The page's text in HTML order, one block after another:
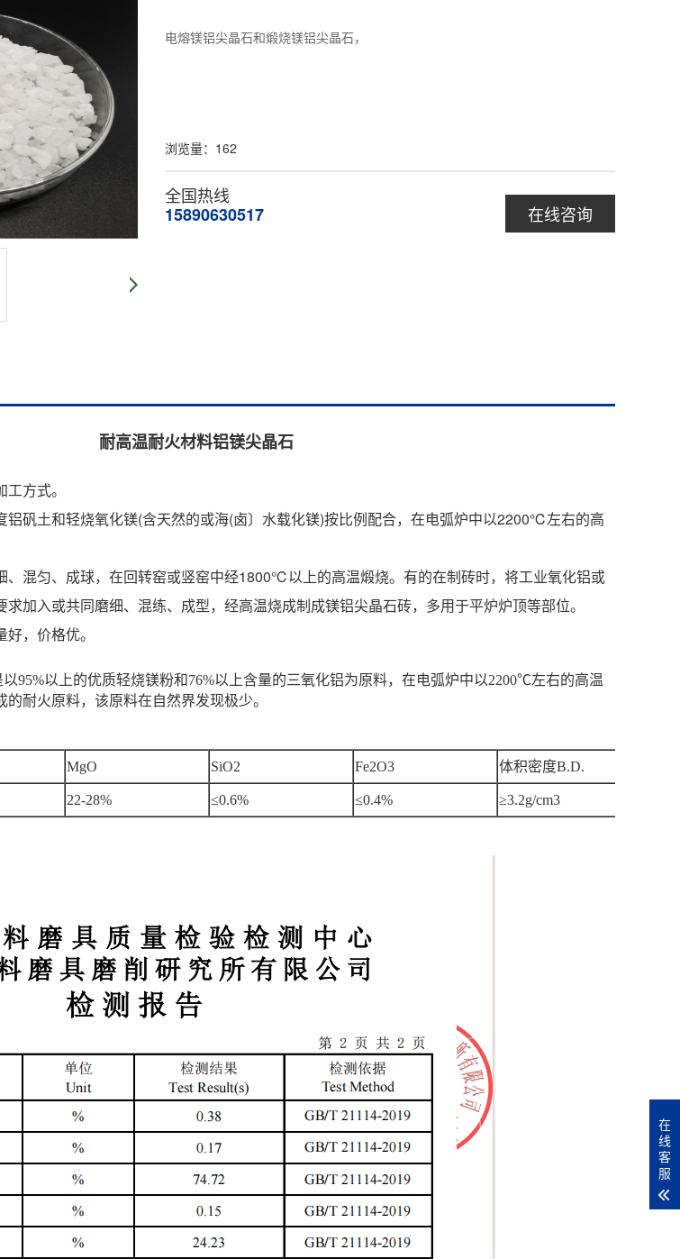
电熔镁铝尖晶石和煅烧镁铝尖晶石，
浏览量： 162
在线咨询
全国热线
15890630517
耐高温耐火材料铝镁尖晶石
方式。
铝矾土和轻烧氧化镁(含天然的或海(卤〕水载化镁)按比例配合，在电弧炉中以2200℃左右的高
、混匀、成球，在回转窑或竖窑中经1800℃以上的高温煅烧。有的在制砖时，将工业氧化铝或
加入或共同磨细、混练、成型，经高温烧成制成镁铝尖晶石砖，多用于平炉炉顶等部位。
，价格优。
以95%以上的优质轻烧镁粉和76%以上含量的三氧化铝为原料，在电弧炉中以2200℃左右的高温
耐火原料，该原料在自然界发现极少。
MgO SiO2 Fe2O3 体积密度B.D.
22-28% ≤0.6% ≤0.4% ≥3.2g/cm3
在
线
客
服